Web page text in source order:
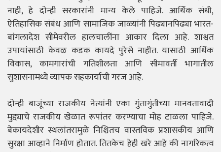
नाही, हे दोन्ही सरकारांनी मान्य केले पाहिजे. आर्थिक संधी,
ऐतिहासिक संबंध आणि सामाजिक जाळ्यांनी पिढ्यानपिढ्या भारत-
बांगलादेश सीमेवरील हालचालींना आकार दिला आहे. शाश्वत
उपायांसाठी केवळ कडक कायदे पुरेसे नाहीत. यासाठी आर्थिक
विकास, कामगारांची गतिशीलता आणि सीमावर्ती भागातील
सुशासनामध्ये व्यापक सहकार्याची गरज आहे.
दोन्ही बाजूंच्या राजकीय नेत्यांनी एका गुंतागुंतीच्या मानवतावादी
मुद्द्याचे राजकीय खेळात रूपांतर करण्याचा मोह टाळला पाहिजे.
बेकायदेशीर स्थलांतरामुळे निश्चितच वास्तविक प्रशासकीय आणि
सुरक्षा आव्हाने निर्माण होतात. तितकेच हेही खरे आहे की नागरिकत्व